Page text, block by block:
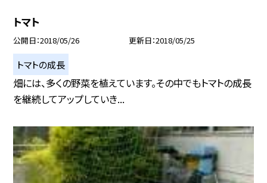
トマト
公開日 2018/05/26 更新日 2018/05/25
トマトの成長
畑には、多くの野菜を植えています。その中でもトマトの成長
を継続してアップしていき...